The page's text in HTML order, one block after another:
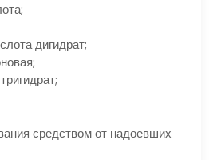
дигидрат;
средством от надоевших